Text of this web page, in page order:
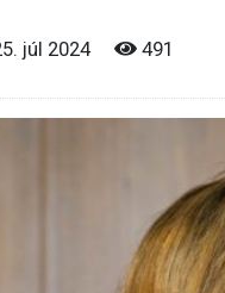
júl 2024 491